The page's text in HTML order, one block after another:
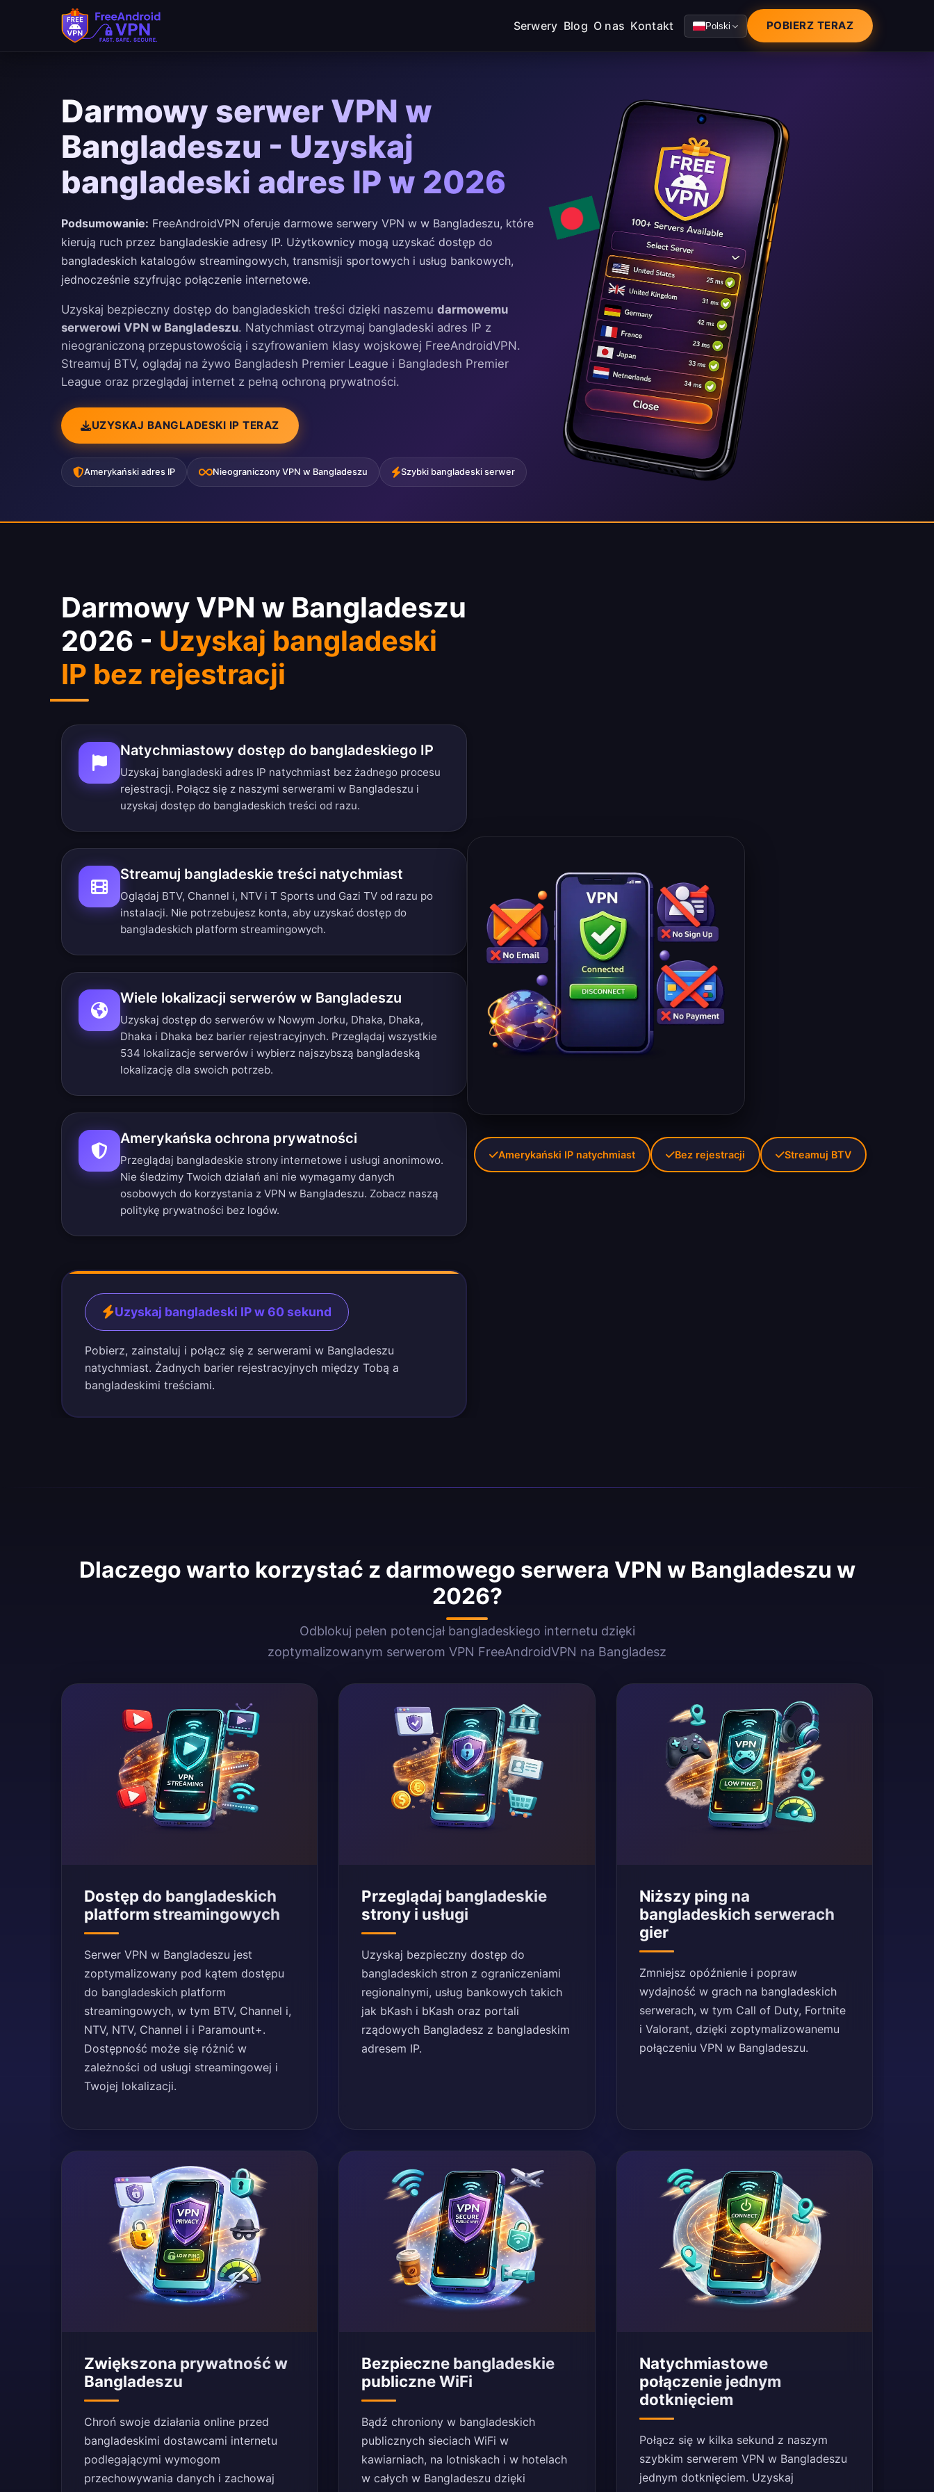
Serwery Blog O nas Kontakt Polski POBIERZ TERAZ
Darmowy serwer VPN w
Bangladeszu - Uzyskaj
bangladeski adres IP w 2026
Podsumowanie: FreeAndroidVPN oferuje darmowe serwery VPN w w Bangladeszu, które
kierują ruch przez bangladeskie adresy IP. Użytkownicy mogą uzyskać dostęp do
bangladeskich katalogów streamingowych, transmisji sportowych i usług bankowych,
jednocześnie szyfrując połączenie internetowe.
Uzyskaj bezpieczny dostęp do bangladeskich treści dzięki naszemu darmowemu
serwerowi VPN w Bangladeszu. Natychmiast otrzymaj bangladeski adres IP z
nieograniczoną przepustowością i szyfrowaniem klasy wojskowej FreeAndroidVPN.
Streamuj BTV, oglądaj na żywo Bangladesh Premier League i Bangladesh Premier
League oraz przeglądaj internet z pełną ochroną prywatności.
UZYSKAJ BANGLADESKI IP TERAZ
Amerykański adres IP Nieograniczony VPN w Bangladeszu Szybki bangladeski serwer
Darmowy VPN w Bangladeszu
2026 - Uzyskaj bangladeski
IP bez rejestracji
Natychmiastowy dostęp do bangladeskiego IP
Uzyskaj bangladeski adres IP natychmiast bez żadnego procesu
rejestracji. Połącz się z naszymi serwerami w Bangladeszu i
uzyskaj dostęp do bangladeskich treści od razu.
Streamuj bangladeskie treści natychmiast
Oglądaj BTV, Channel i, NTV i T Sports und Gazi TV od razu po
instalacji. Nie potrzebujesz konta, aby uzyskać dostęp do
bangladeskich platform streamingowych.
Wiele lokalizacji serwerów w Bangladeszu
Uzyskaj dostęp do serwerów w Nowym Jorku, Dhaka, Dhaka,
Dhaka i Dhaka bez barier rejestracyjnych. Przeglądaj wszystkie
534 lokalizacje serwerów i wybierz najszybszą bangladeską
lokalizację dla swoich potrzeb.
Amerykańska ochrona prywatności
Przeglądaj bangladeskie strony internetowe i usługi anonimowo.
Nie śledzimy Twoich działań ani nie wymagamy danych
osobowych do korzystania z VPN w Bangladeszu. Zobacz naszą
politykę prywatności bez logów.
Uzyskaj bangladeski IP w 60 sekund
Pobierz, zainstaluj i połącz się z serwerami w Bangladeszu
natychmiast. Żadnych barier rejestracyjnych między Tobą a
bangladeskimi treściami.
Amerykański IP natychmiast Bez rejestracji Streamuj BTV
Dlaczego warto korzystać z darmowego serwera VPN w Bangladeszu w
2026?
Odblokuj pełen potencjał bangladeskiego internetu dzięki
zoptymalizowanym serwerom VPN FreeAndroidVPN na Bangladesz
Dostęp do bangladeskich
platform streamingowych
Serwer VPN w Bangladeszu jest
zoptymalizowany pod kątem dostępu
do bangladeskich platform
streamingowych, w tym BTV, Channel i,
NTV, NTV, Channel i i Paramount+.
Dostępność może się różnić w
zależności od usługi streamingowej i
Twojej lokalizacji.
Przeglądaj bangladeskie
strony i usługi
Uzyskaj bezpieczny dostęp do
bangladeskich stron z ograniczeniami
regionalnymi, usług bankowych takich
jak bKash i bKash oraz portali
rządowych Bangladesz z bangladeskim
adresem IP.
Niższy ping na
bangladeskich serwerach
gier
Zmniejsz opóźnienie i popraw
wydajność w grach na bangladeskich
serwerach, w tym Call of Duty, Fortnite
i Valorant, dzięki zoptymalizowanemu
połączeniu VPN w Bangladeszu.
Zwiększona prywatność w
Bangladeszu
Chroń swoje działania online przed
bangladeskimi dostawcami internetu
podlegającymi wymogom
przechowywania danych i zachowaj
Bezpieczne bangladeskie
publiczne WiFi
Bądź chroniony w bangladeskich
publicznych sieciach WiFi w
kawiarniach, na lotniskach i w hotelach
w całych w Bangladeszu dzięki
Natychmiastowe
połączenie jednym
dotknięciem
Połącz się w kilka sekund z naszym
szybkim serwerem VPN w Bangladeszu
jednym dotknięciem. Uzyskaj